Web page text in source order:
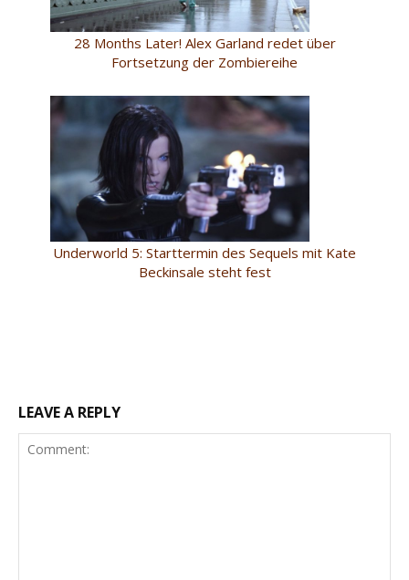
28 Months Later! Alex Garland redet über
Fortsetzung der Zombiereihe
Underworld 5: Starttermin des Sequels mit Kate
Beckinsale steht fest
LEAVE A REPLY